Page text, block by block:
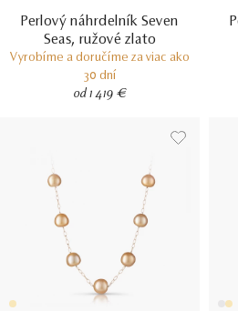
Perlový náhrdelník Seven
Seas, ružové zlato
Vyrobíme a doručíme za viac ako
30 dní
od 1 419 €